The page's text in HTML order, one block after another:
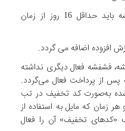
در زمان فعال‌سازی این فشفشه باید حداقل 16 روز از زمان
فشفشه فعال دیگرى نداشته
پس از پرداخت فعال می‌گردد.
به‌صورت کد تخفیف در تب
زمان که مایل به استفاده از
«کدهاى تخفیف» آن را فعال